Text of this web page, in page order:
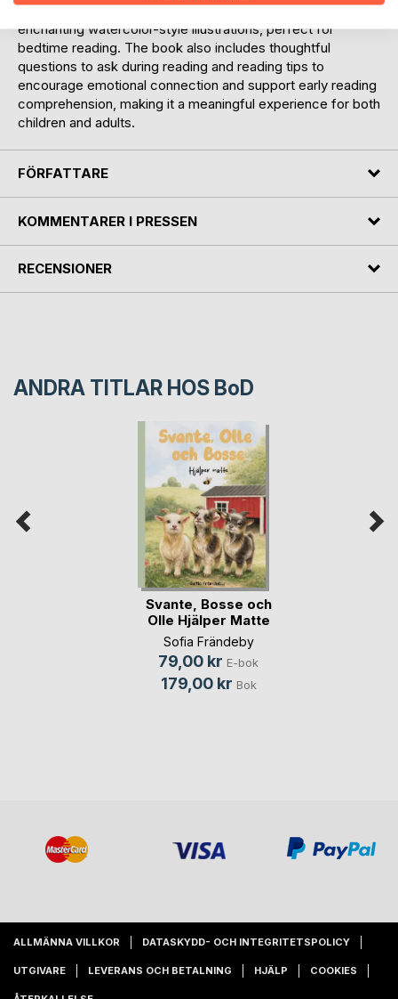
The story is crafted with soft, poetic language and
enchanting watercolor-style illustrations, perfect for
bedtime reading. The book also includes thoughtful
questions to ask during reading and reading tips to
encourage emotional connection and support early reading
comprehension, making it a meaningful experience for both
children and adults.
FÖRFATTARE
KOMMENTARER I PRESSEN
RECENSIONER
ANDRA TITLAR HOS BoD
Svante, Bosse och
Olle Hjälper Matte
Sofia Frändeby
79,00 kr E-bok
179,00 kr Bok
ALLMÄNNA VILLKOR DATASKYDD- OCH INTEGRITETSPOLICY
UTGIVARE LEVERANS OCH BETALNING HJÄLP COOKIES